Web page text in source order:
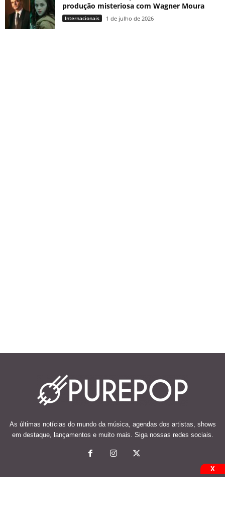
produção misteriosa com Wagner Moura
Internacionais 1 de julho de 2026
As últimas notícias do mundo da música, agendas dos artistas, shows
em destaque, lançamentos e muito mais. Siga nossas redes sociais.
X